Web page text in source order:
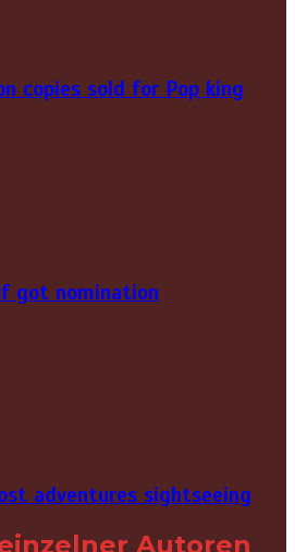
copies sold for Pop king
got nomination
adventures sightseeing
Autoren